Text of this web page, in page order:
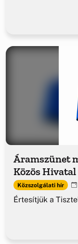
Áramszünet
Közös Hivatal
Közszolgálati hír
Értesítjük a